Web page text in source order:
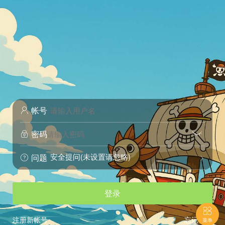
 帐号
 密码 
 问题 
安全提问(未设置请忽略)
登录
忘记密码
注册新帐号

菜单